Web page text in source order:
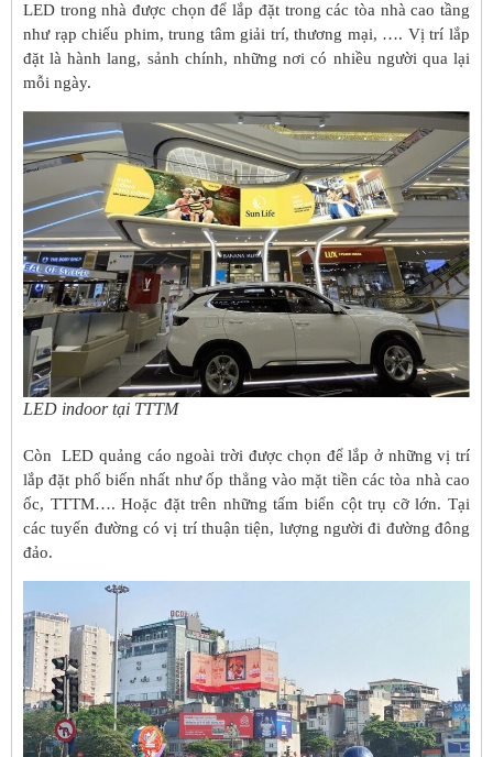
LED trong nhà được chọn để lắp đặt trong các tòa nhà cao tầng
như rạp chiếu phim, trung tâm giải trí, thương mại, …. Vị trí lắp
đặt là hành lang, sảnh chính, những nơi có nhiều người qua lại
mỗi ngày.
LED indoor tại TTTM
Còn LED quảng cáo ngoài trời được chọn để lắp ở những vị trí
lắp đặt phổ biến nhất như ốp thẳng vào mặt tiền các tòa nhà cao
ốc, TTTM…. Hoặc đặt trên những tấm biển cột trụ cỡ lớn. Tại
các tuyến đường có vị trí thuận tiện, lượng người đi đường đông
đảo.